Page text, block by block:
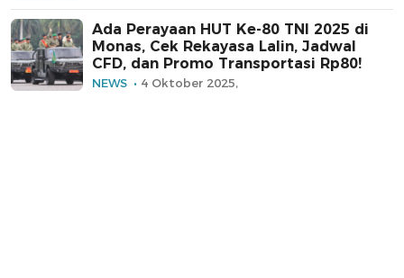
Ada Perayaan HUT Ke-80 TNI 2025 di
Monas, Cek Rekayasa Lalin, Jadwal
CFD, dan Promo Transportasi Rp80!
NEWS 4 Oktober 2025,